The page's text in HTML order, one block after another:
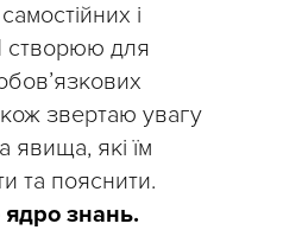
і
створюю для
звертаю увагу
явища, які їм
та пояснити.
ядро знань.